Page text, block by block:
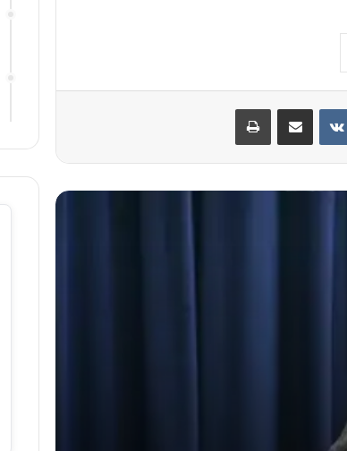
مشاركة عبر البريد طباعة
المدنيين بمنطقة نجران نتيجة اعتداءات إرهابية
حوثية